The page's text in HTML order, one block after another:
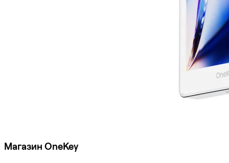
Магазин OneKey